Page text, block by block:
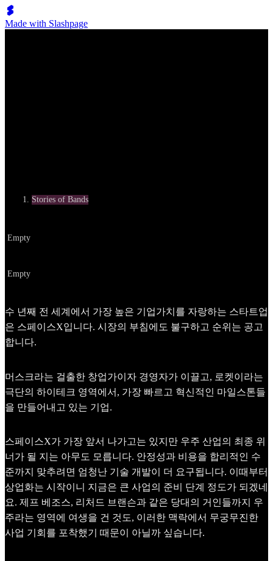
Made with Slashpage
Stories of Bands
Empty
Empty
수 년째 전 세계에서 가장 높은 기업가치를 자랑하는 스타트업
은 스페이스X입니다. 시장의 부침에도 불구하고 순위는 공고
합니다.
머스크라는 걸출한 창업가이자 경영자가 이끌고, 로켓이라는
극단의 하이테크 영역에서, 가장 빠르고 혁신적인 마일스톤들
을 만들어내고 있는 기업.
스페이스X가 가장 앞서 나가고는 있지만 우주 산업의 최종 위
너가 될 지는 아무도 모릅니다. 안정성과 비용을 합리적인 수
준까지 맞추려면 엄청난 기술 개발이 더 요구됩니다. 이때부터
상업화는 시작이니 지금은 큰 사업의 준비 단계 정도가 되겠네
요. 제프 베조스, 리처드 브랜슨과 같은 당대의 거인들까지 우
주라는 영역에 여생을 건 것도, 이러한 맥락에서 무궁무진한
사업 기회를 포착했기 때문이 아닐까 싶습니다.